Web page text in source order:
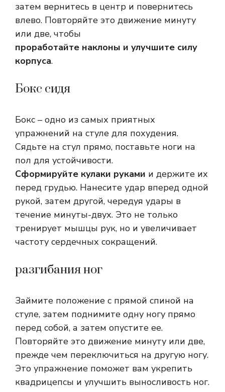
затем вернитесь в центр и повернитесь
влево. Повторяйте это движение минуту
или две, чтобы
проработайте наклоны и улучшите силу
корпуса.
Бокс сидя
Бокс – одно из самых приятных
упражнений на стуле для похудения.
Сядьте на стул прямо, поставьте ноги на
пол для устойчивости.
Сформируйте кулаки руками и держите их
перед грудью. Нанесите удар вперед одной
рукой, затем другой, чередуя удары в
течение минуты-двух. Это не только
тренирует мышцы рук, но и увеличивает
частоту сердечных сокращений.
разгибания ног
Займите положение с прямой спиной на
стуле, затем поднимите одну ногу прямо
перед собой, а затем опустите ее.
Повторяйте это движение минуту или две,
прежде чем переключиться на другую ногу.
Это упражнение поможет вам укрепить
квадрицепсы и улучшить выносливость ног.